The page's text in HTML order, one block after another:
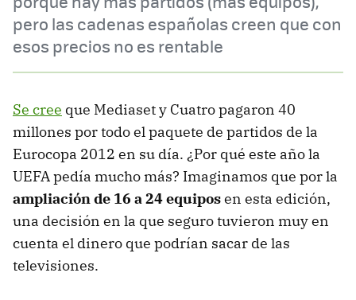
pero las cadenas españolas creen que con
esos precios no es rentable
Se cree que Mediaset y Cuatro pagaron 40
millones por todo el paquete de partidos de la
Eurocopa 2012 en su día. ¿Por qué este año la
UEFA pedía mucho más? Imaginamos que por la
ampliación de 16 a 24 equiposen esta edición,
una decisión en la que seguro tuvieron muy en
cuenta el dinero que podrían sacar de las
televisiones.